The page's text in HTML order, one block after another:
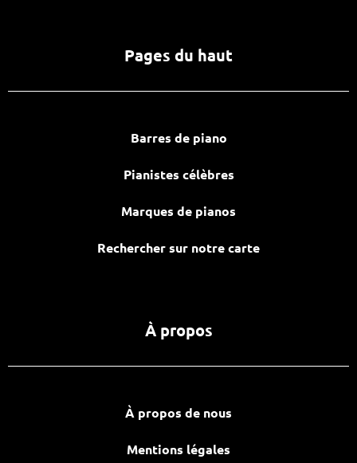
Pages du haut
Barres de piano
Pianistes célèbres
Marques de pianos
Rechercher sur notre carte
À propos
À propos de nous
Mentions légales